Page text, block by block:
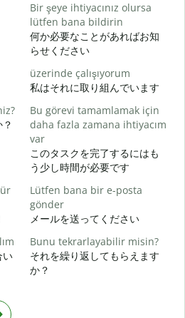
Bir şeye ihtiyacınız olursa
lütfen bana bildirin
何か必要なことがあればお知
らせください
üzerinde çalışıyorum
私はそれに取り組んでいます
Bu görevi tamamlamak için
daha fazla zamana ihtiyacım
var
このタスクを完了するにはも
う少し時間が必要です
Lütfen bana bir e-posta
gönder
メールを送ってください
い
Bunu tekrarlayabilir misin?
それを繰り返してもらえます
か？